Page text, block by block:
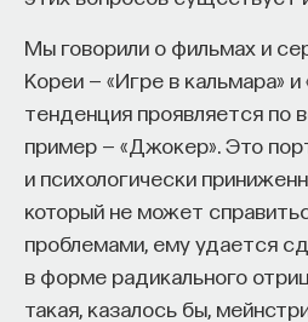
Мы говорили о фильмах и
Кореи — «Игре в кальмара» и
тенденция проявляется по
пример — «Джокер». Это
и психологически
который не может
проблемами, ему удается
в форме радикального
такая, казалось бы,